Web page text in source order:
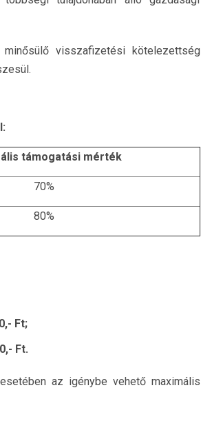
visszafizetési kötelezettség
támogatási mérték
70%
80%
Ft;
Ft.
az igénybe vehető maximális